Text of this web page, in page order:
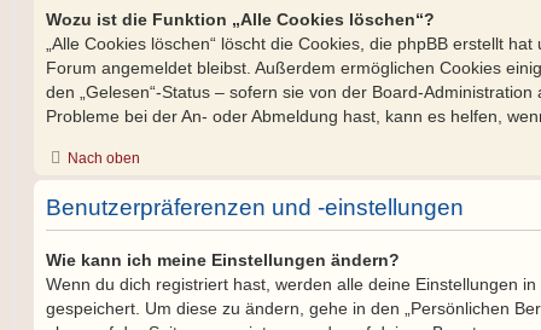
Wozu ist die Funktion „Alle Cookies löschen“?
„Alle Cookies löschen“ löscht die Cookies, die phpBB erstellt
Forum angemeldet bleibst. Außerdem ermöglichen Cookies
den „Gelesen“-Status – sofern sie von der Board-
Probleme bei der An- oder Abmeldung hast, kann es helfen,
Nach oben
Benutzerpräferenzen und -einstellungen
Wie kann ich meine Einstellungen ändern?
Wenn du dich registriert hast, werden alle deine Einstellungen
gespeichert. Um diese zu ändern, gehe in den „Persönlichen